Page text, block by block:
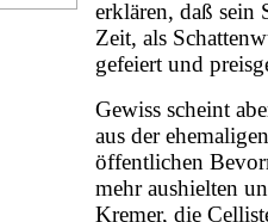
erklären, daß sein
Zeit, als
gefeiert und
Gewiss scheint
aus der
öffentlichen
mehr aushielten
Kremer, die